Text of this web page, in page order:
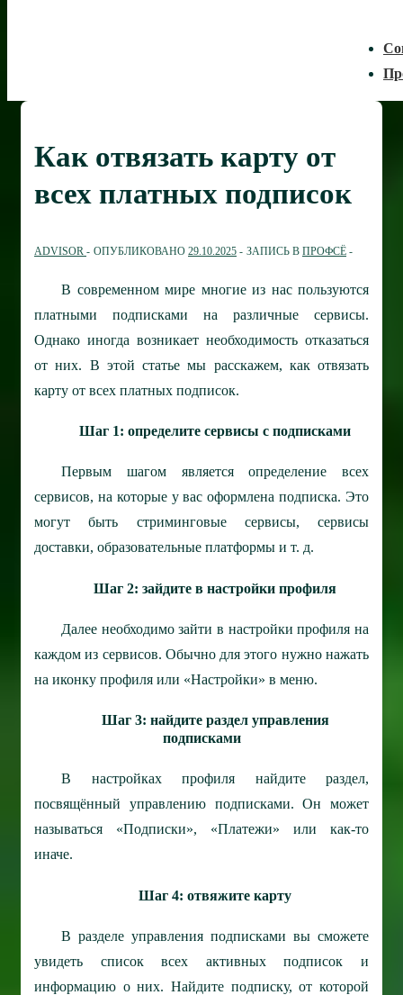
Как отвязать карту от
всех платных подписок
ADVISOR ОПУБЛИКОВАНО 29.10.2025 ЗАПИСЬ В ПРОФСЁ
В современном мире многие из нас пользуются
платными подписками на различные сервисы.
Однако иногда возникает необходимость отказаться
от них. В этой статье мы расскажем, как отвязать
карту от всех платных подписок.
Шаг 1: определите сервисы с подписками
Первым шагом является определение всех
сервисов, на которые у вас оформлена подписка. Это
могут быть стриминговые сервисы, сервисы
доставки, образовательные платформы и т. д.
Шаг 2: зайдите в настройки профиля
Далее необходимо зайти в настройки профиля на
каждом из сервисов. Обычно для этого нужно нажать
на иконку профиля или «Настройки» в меню.
Шаг 3: найдите раздел управления
подписками
В настройках профиля найдите раздел,
посвящённый управлению подписками. Он может
называться «Подписки», «Платежи» или как-то
иначе.
Шаг 4: отвяжите карту
В разделе управления подписками вы сможете
увидеть список всех активных подписок и
информацию о них. Найдите подписку, от которой